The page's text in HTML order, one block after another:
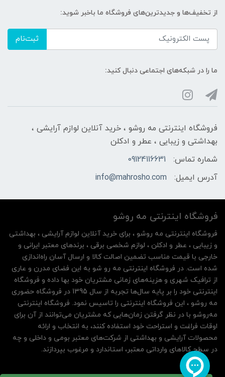
از تخفیف‌ها و جدیدترین‌های فروشگاه ما باخبر شوید:
ثبت‌نام
ما را در شبکه‌های اجتماعی دنبال کنید:
فروشگاه اینترنتی مه‌ رو‌شو ، خرید آنلاین لوازم آرایشی ،
بهداشتی و زیبایی ، عطر و ادکلن
شماره تماس:
09124116631
آدرس ایمیل:
info@mahrosho.com
فروشگاه اینترنتی مه‌ رو‌شو
فروشگاه اینترنتی مه‌ رو‌شو ، برای خرید آنلاین لوازم آرایشی ، بهداشتی
و زیبایی ، عطر و ادکلن ، لوازم شخصی برقی ، برندهای معتبر ایرانی و
خارجی با قیمت مناسب تضمین اصالت کالا و ارسال آسان راه‌اندازی
شده است. در فروشگاه اینترنتی مه رو شو به این فضای مدرن و عاری
از ترافیک شهری و هزینه‌های زمانی مشتریان خود بها داده و فروشگاه
اینترنتی خود را بر پایه سال‌ها تجربه از سال 1395 در فروشگاه حضوری
مه روشو ، این فروشگاه اینترنتی را تاسیس نمود. فروشگاه اینترنتی
مه‌رو‌شو با در نظر گرفتن زمان‌هایی که مشتریان می‌توانند از آن‌ برای
اوقات فراغت و استراحت خود استفاده کنند، به انتخاب و ارائه
محصولات آرایشی و بهداشتی از شرکت‌های معتبر بومی و داخلی و چه
در سطح کالاهای وارداتی معتبر، استاندارد و مرغوب بپردازند.